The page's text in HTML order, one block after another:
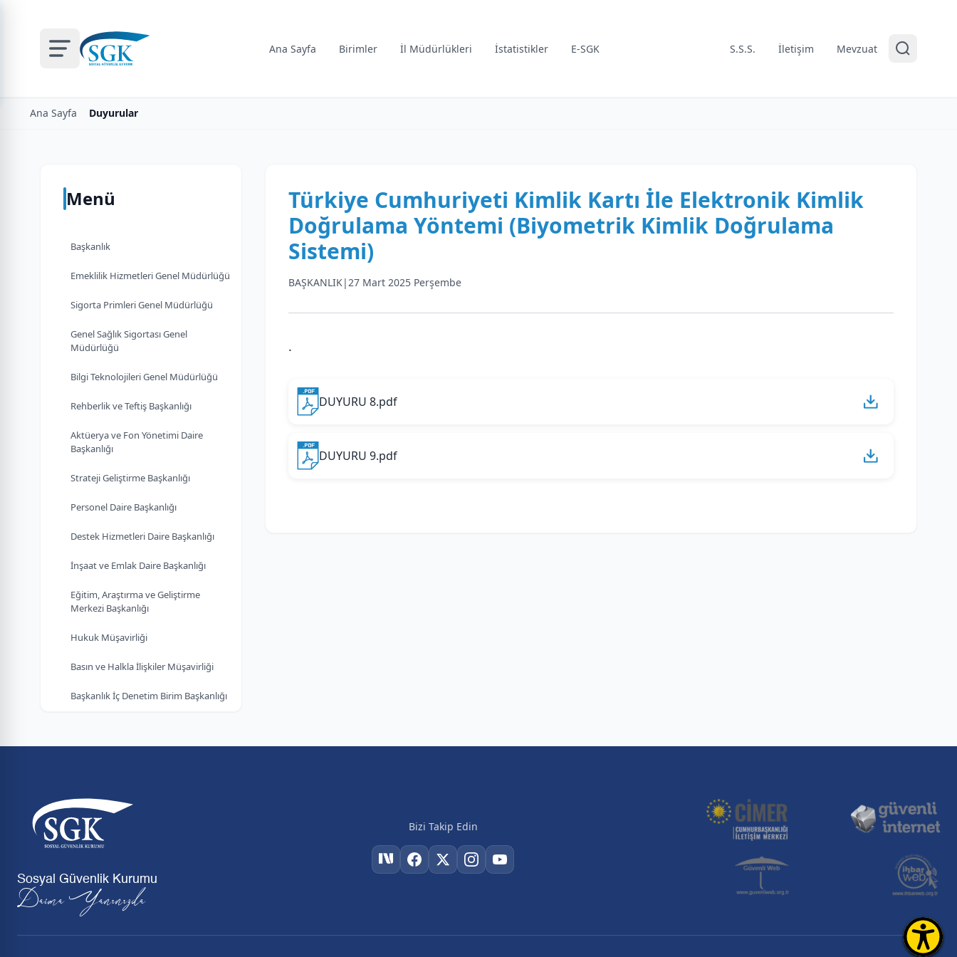
Ana Sayfa Birimler İl Müdürlükleri İstatistikler E-SGK S.S.S. İletişim Mevzuat
Ana Sayfa Duyurular
Menü
Başkanlık
Emeklilik Hizmetleri Genel Müdürlüğü
Sigorta Primleri Genel Müdürlüğü
Genel Sağlık Sigortası Genel
Müdürlüğü
Bilgi Teknolojileri Genel Müdürlüğü
Rehberlik ve Teftiş Başkanlığı
Aktüerya ve Fon Yönetimi Daire
Başkanlığı
Strateji Geliştirme Başkanlığı
Personel Daire Başkanlığı
Destek Hizmetleri Daire Başkanlığı
İnşaat ve Emlak Daire Başkanlığı
Eğitim, Araştırma ve Geliştirme
Merkezi Başkanlığı
Hukuk Müşavirliği
Basın ve Halkla İlişkiler Müşavirliği
Başkanlık İç Denetim Birim Başkanlığı
Türkiye Cumhuriyeti Kimlik Kartı İle Elektronik Kimlik
Doğrulama Yöntemi (Biyometrik Kimlik Doğrulama
Sistemi)
BAŞKANLIK|27 Mart 2025 Perşembe
.
DUYURU 8.pdf
DUYURU 9.pdf
Sosyal Güvenlik Kurumu
Daima Yanınızda
Bizi Takip Edin